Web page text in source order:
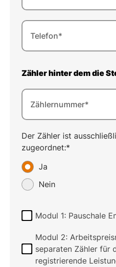
Telefon*
Zähler hinter dem die
Zählernummer*
Der Zähler ist
zugeordnet:*
Ja
Nein
Modul 1: Pauschale
Modul 2:
separaten Zähler für
registrierende